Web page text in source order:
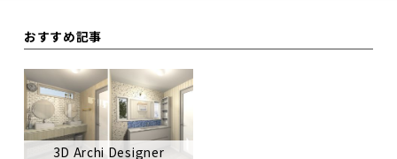
おすすめ記事
3D Archi Designer